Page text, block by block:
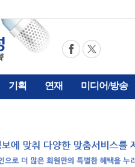
기획 연재 미디어/방송